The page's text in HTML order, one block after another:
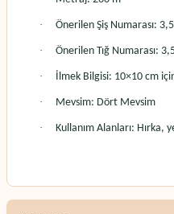
· Önerilen Şiş Numarası:
· Önerilen Tığ Numarası:
· İlmek Bilgisi: 10×10 cm
· Mevsim: Dört Mevsim
· Kullanım Alanları: